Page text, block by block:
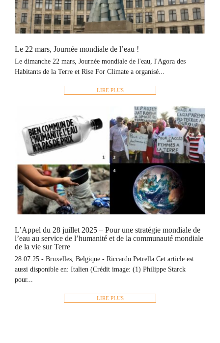
Le 22 mars, Journée mondiale de l’eau !
Le dimanche 22 mars, Journée mondiale de l'eau, l'Agora des
Habitants de la Terre et Rise For Climate a organisé...
LIRE PLUS
L’Appel du 28 juillet 2025 – Pour une stratégie mondiale de
l’eau au service de l’humanité et de la communauté mondiale
de la vie sur Terre
28.07.25 - Bruxelles, Belgique - Riccardo Petrella Cet article est
aussi disponible en: Italien (Crédit image: (1) Philippe Starck
pour...
LIRE PLUS